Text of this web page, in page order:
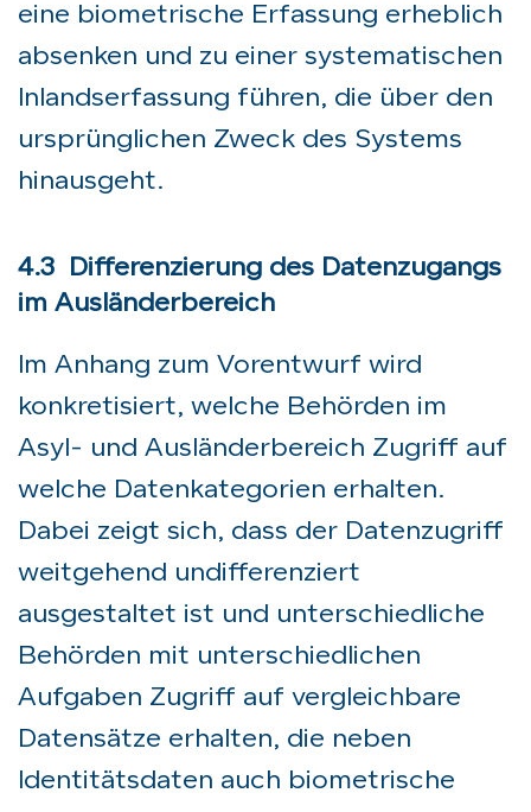
eine biometrische Erfassung erheblich
absenken und zu einer systematischen
Inlandserfassung führen, die über den
ursprünglichen Zweck des Systems
hinausgeht.
4.3 Differenzierung des Datenzugangs
im Ausländerbereich
Im Anhang zum Vorentwurf wird
konkretisiert, welche Behörden im
Asyl- und Ausländerbereich Zugriff auf
welche Datenkategorien erhalten.
Dabei zeigt sich, dass der Datenzugriff
weitgehend undifferenziert
ausgestaltet ist und unterschiedliche
Behörden mit unterschiedlichen
Aufgaben Zugriff auf vergleichbare
Datensätze erhalten, die neben
Identitätsdaten auch biometrische